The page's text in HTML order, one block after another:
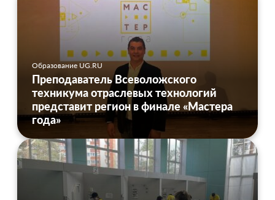
Образование UG.RU
Преподаватель Всеволожского
техникума отраслевых технологий
представит регион в финале «Мастера
года»